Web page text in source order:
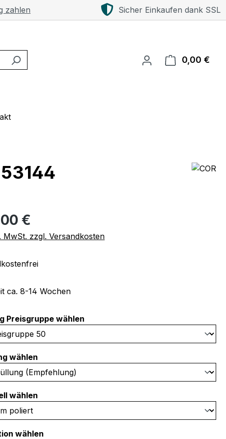
zahlen Sicher Einkaufen dank SSL
0,00 €
€
MwSt. zzgl. Versandkosten
ca. 8-14 Wochen
Preisgruppe wählen
wählen
wählen
wählen